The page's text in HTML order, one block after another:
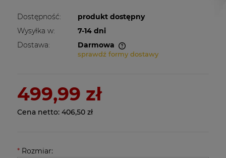
Dostępność:
produkt dostępny
Wysyłka w:
7-14 dni
Dostawa:
Darmowa
Cena nie zawiera ewentualnych kosztów
sprawdź formy dostawy
499,99 zł
Cena netto: 406,50 zł
* Rozmiar: